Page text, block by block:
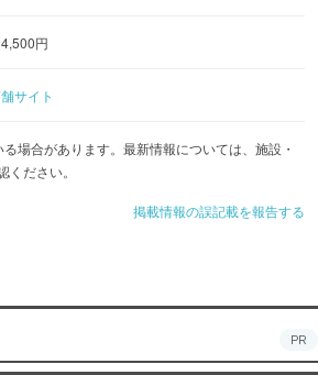
円
サイト
場合があります。最新情報については、施設・
ださい。
掲載情報の誤記載を報告する
PR